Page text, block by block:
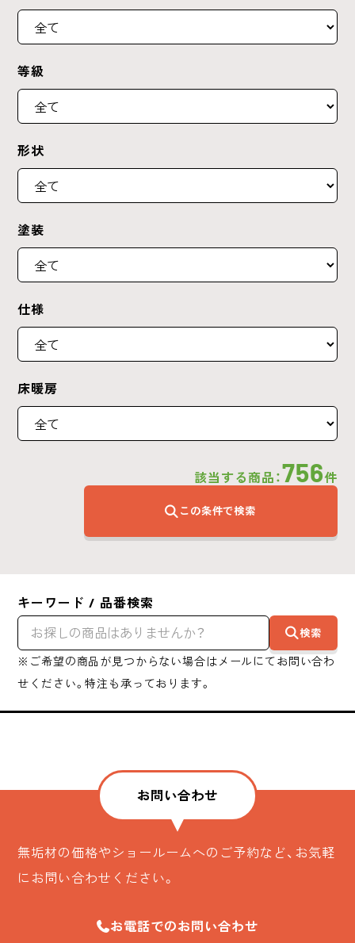
等級
形状
塗装
仕様
床暖房
該当する商品：756件
この条件で検索
キーワード / 品番検索
検索
※ご希望の商品が見つからない場合はメールにてお問い合わ
せください。特注も承っております。
お問い合わせ
無垢材の価格やショールームへのご予約など、お気軽
にお問い合わせください。
お電話でのお問い合わせ